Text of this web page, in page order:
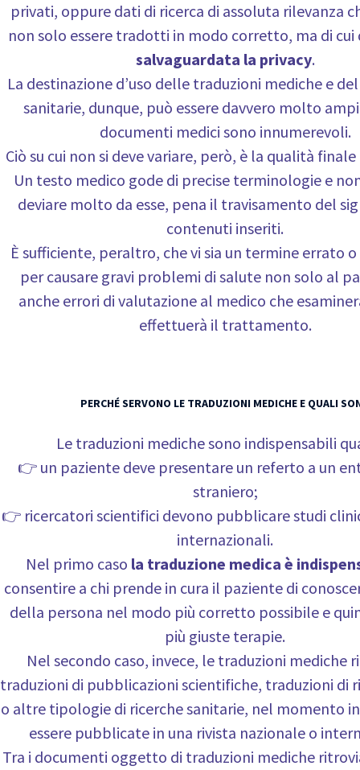
privati, oppure dati di ricerca di assoluta rilevanza
non solo essere tradotti in modo corretto, ma di cui
salvaguardata la privacy.
La destinazione d’uso delle traduzioni mediche e
sanitarie, dunque, può essere davvero molto
documenti medici sono innumerevoli.
Ciò su cui non si deve variare, però, è la qualità
Un testo medico gode di precise terminologie e
deviare molto da esse, pena il travisamento del
contenuti inseriti.
È sufficiente, peraltro, che vi sia un termine errato o
per causare gravi problemi di salute non solo al
anche errori di valutazione al medico che
effettuerà il trattamento.
PERCHÉ SERVONO LE TRADUZIONI MEDICHE E QUALI
Le traduzioni mediche sono indispensabili
👉 un paziente deve presentare un referto a un
straniero;
👉 ricercatori scientifici devono pubblicare studi
internazionali.
Nel primo caso la traduzione medica è
consentire a chi prende in cura il paziente di
della persona nel modo più corretto possibile e
più giuste terapie.
Nel secondo caso, invece, le traduzioni mediche
traduzioni di pubblicazioni scientifiche, traduzioni di
o altre tipologie di ricerche sanitarie, nel momento
essere pubblicate in una rivista nazionale o
Tra i documenti oggetto di traduzioni mediche